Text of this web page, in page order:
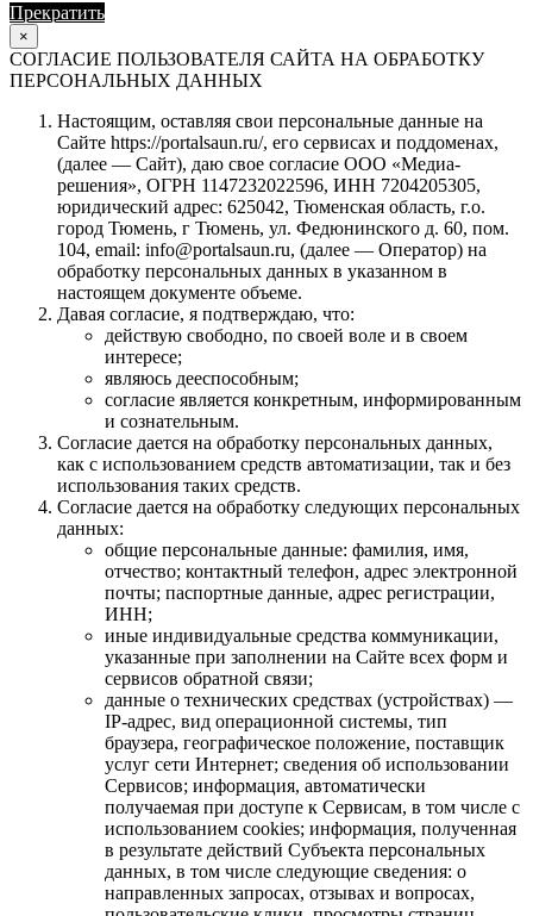
Прекратить
×
СОГЛАСИЕ ПОЛЬЗОВАТЕЛЯ САЙТА НА ОБРАБОТКУ
ПЕРСОНАЛЬНЫХ ДАННЫХ
Настоящим, оставляя свои персональные данные на
Сайте https://portalsaun.ru/, его сервисах и поддоменах,
(далее — Сайт), даю свое согласие ООО «Медиа-
решения», ОГРН 1147232022596, ИНН 7204205305,
юридический адрес: 625042, Тюменская область, г.о.
город Тюмень, г Тюмень, ул. Федюнинского д. 60, пом.
104, email: info@portalsaun.ru, (далее — Оператор) на
обработку персональных данных в указанном в
настоящем документе объеме.
Давая согласие, я подтверждаю, что:
действую свободно, по своей воле и в своем
интересе;
являюсь дееспособным;
согласие является конкретным, информированным
и сознательным.
Согласие дается на обработку персональных данных,
как с использованием средств автоматизации, так и без
использования таких средств.
Согласие дается на обработку следующих персональных
данных:
общие персональные данные: фамилия, имя,
отчество; контактный телефон, адрес электронной
почты; паспортные данные, адрес регистрации,
ИНН;
иные индивидуальные средства коммуникации,
указанные при заполнении на Сайте всех форм и
сервисов обратной связи;
данные о технических средствах (устройствах) —
IP-адрес, вид операционной системы, тип
браузера, географическое положение, поставщик
услуг сети Интернет; сведения об использовании
Сервисов; информация, автоматически
получаемая при доступе к Сервисам, в том числе с
использованием cookies; информация, полученная
в результате действий Субъекта персональных
данных, в том числе следующие сведения: о
направленных запросах, отзывах и вопросах,